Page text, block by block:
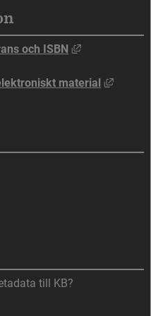
och ISBN Länk till
material Länk
till annan webbplats,
till KB?